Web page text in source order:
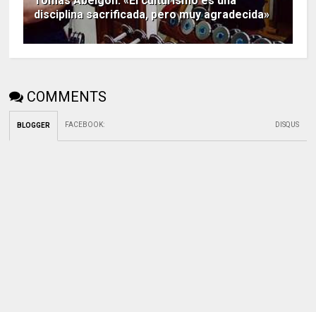
disciplina sacrificada, pero muy agradecida»
COMMENTS
BLOGGER FACEBOOK: DISQUS